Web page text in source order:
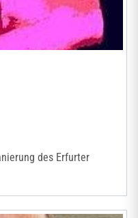
des Erfurter